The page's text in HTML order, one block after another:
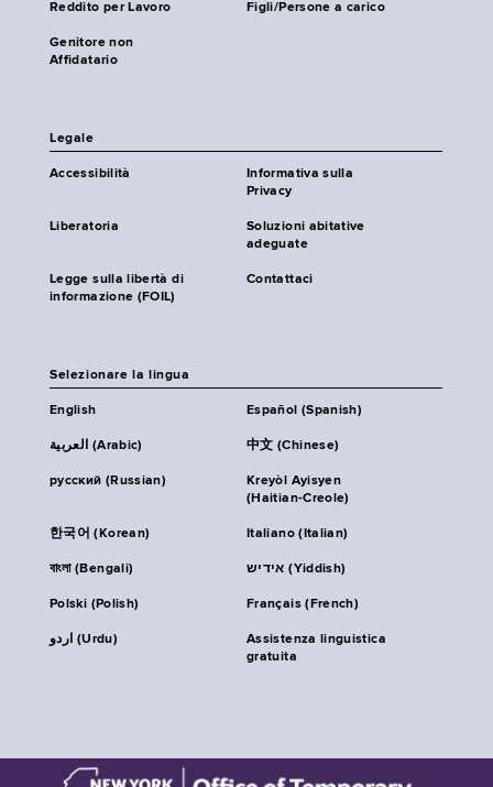
Reddito per Lavoro Figli/Persone a carico
Genitore non
Affidatario
Legale
Accessibilità
Informativa sulla
Privacy
Liberatoria
Soluzioni abitative
adeguate
Legge sulla libertà di
informazione (FOIL)
Contattaci
Selezionare la lingua
English Español (Spanish)
العربية (Arabic) 中文 (Chinese)
русский (Russian)
Kreyòl Ayisyen
(Haitian-Creole)
한국어 (Korean) Italiano (Italian)
বাংলা (Bengali) אידיש (Yiddish)
Polski (Polish) Français (French)
اردو (Urdu)
Assistenza linguistica
gratuita